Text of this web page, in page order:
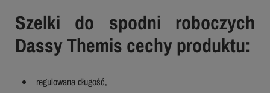
Szelki do spodni roboczych
Dassy Themis cechy produktu:
regulowana długość,